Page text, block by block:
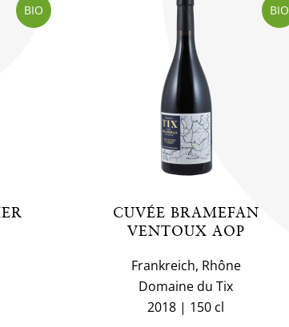
BIO BIO
CUVÉE BRAMEFAN
VENTOUX AOP
Frankreich, Rhône
Domaine du Tix
2018
150 cl